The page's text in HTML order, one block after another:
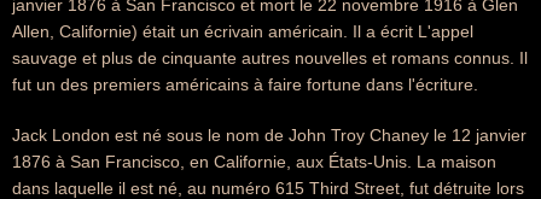
janvier 1876 à San Francisco et mort le 22 novembre 1916 à Glen
Allen, Californie) était un écrivain américain. Il a écrit L'appel
sauvage et plus de cinquante autres nouvelles et romans connus. Il
fut un des premiers américains à faire fortune dans l'écriture.
Jack London est né sous le nom de John Troy Chaney le 12 janvier
1876 à San Francisco, en Californie, aux États-Unis. La maison
dans laquelle il est né, au numéro 615 Third Street, fut détruite lors